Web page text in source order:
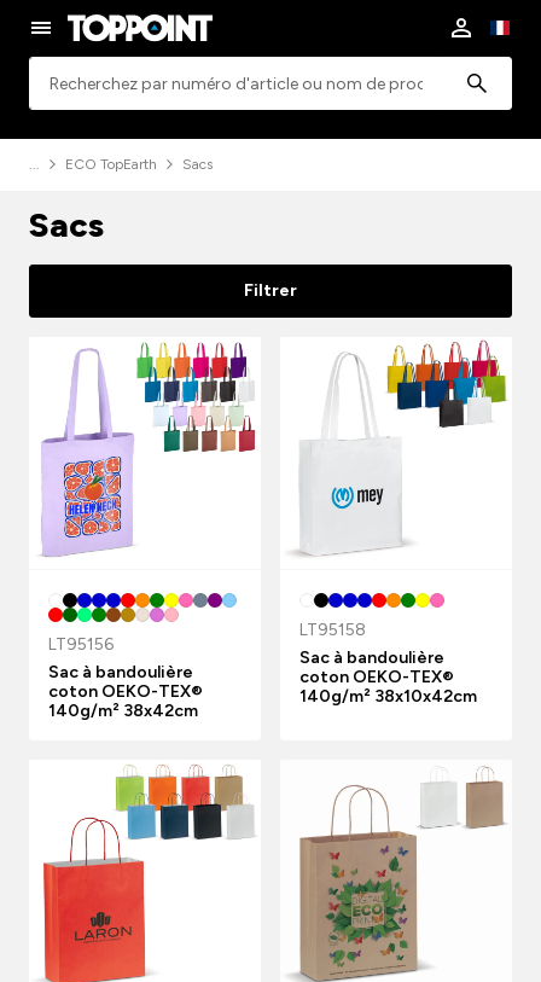
ECO TopEarth Sacs
Sacs
Filtrer
LT95156
Sac à bandoulière
coton OEKO-TEX®
140g/m² 38x42cm
LT95158
Sac à bandoulière
coton OEKO-TEX®
140g/m² 38x10x42cm